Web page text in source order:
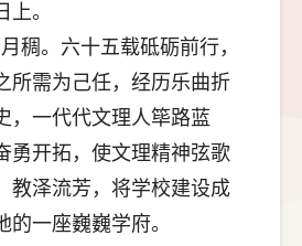
。
稠。六十五载砥砺前行，
所需为己任，经历乐曲折
，一代代文理人筚路蓝
勇开拓，使文理精神弦歌
教泽流芳，将学校建设成
的一座巍巍学府。